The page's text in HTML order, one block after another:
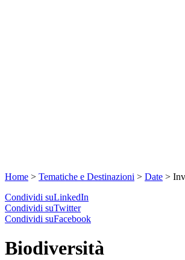
Home > Tematiche e Destinazioni > Date >
Condividi suLinkedIn
Condividi suTwitter
Condividi suFacebook
Biodiversità